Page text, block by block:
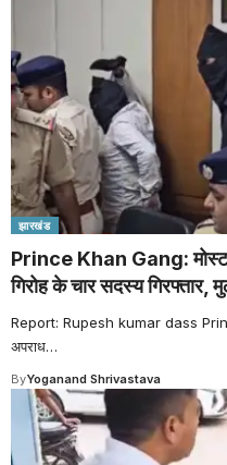
झारखंड
Prince Khan Gang: मोस्ट
गिरोह के चार सदस्य
Report: Rupesh kumar dass
अपराध…
ByYoganand Shrivastava